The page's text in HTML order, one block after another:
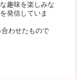
趣味を楽しみな
発信していま
わせたもので